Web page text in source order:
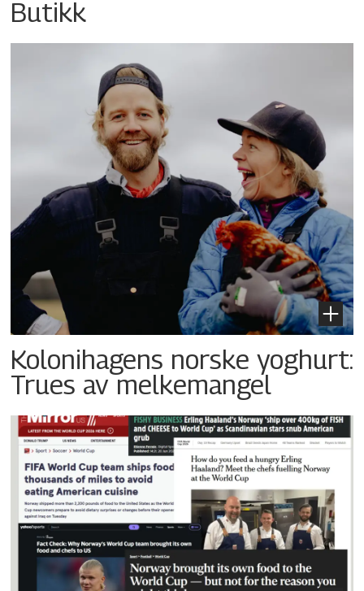
Butikk
Kolonihagens norske yoghurt:
Trues av melkemangel